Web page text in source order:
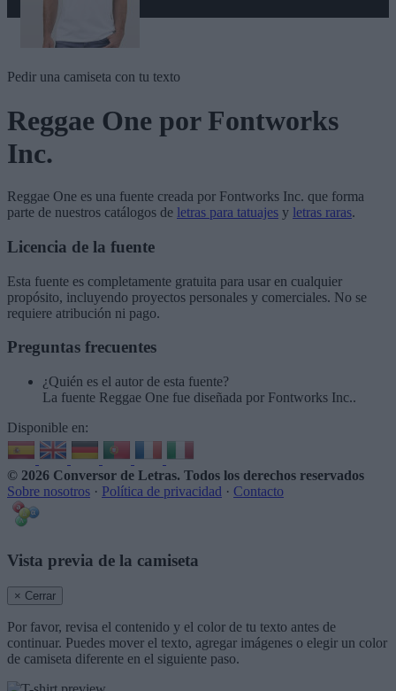
Pedir una camiseta con tu texto
Reggae One por Fontworks
Inc.
Reggae One es una fuente creada por Fontworks Inc. que forma
parte de nuestros catálogos de letras para tatuajes y letras raras.
Licencia de la fuente
Esta fuente es completamente gratuita para usar en cualquier
propósito, incluyendo proyectos personales y comerciales. No se
requiere atribución ni pago.
Preguntas frecuentes
¿Quién es el autor de esta fuente?
La fuente Reggae One fue diseñada por Fontworks Inc..
Disponible en:
© 2026 Conversor de Letras. Todos los derechos reservados
Sobre nosotros · Política de privacidad · Contacto
Vista previa de la camiseta
× Cerrar
Por favor, revisa el contenido y el color de tu texto antes de
continuar. Puedes mover el texto, agregar imágenes o elegir un color
de camiseta diferente en el siguiente paso.